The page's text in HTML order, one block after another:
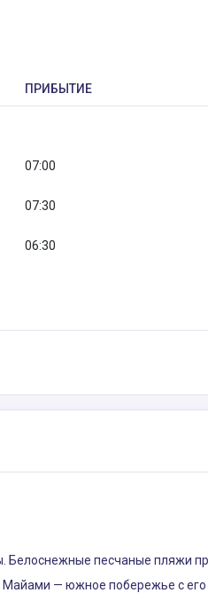
ПРИБЫТИЕ
07:00
07:30
06:30
Белоснежные песчаные пляжи
Майами — южное побережье с